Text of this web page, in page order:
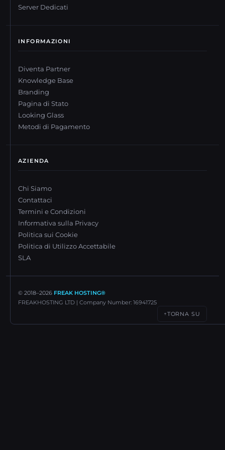
Server Dedicati
INFORMAZIONI
Diventa Partner
Knowledge Base
Branding
Pagina di Stato
Looking Glass
Metodi di Pagamento
AZIENDA
Chi Siamo
Contattaci
Termini e Condizioni
Informativa sulla Privacy
Politica sui Cookie
Politica di Utilizzo Accettabile
SLA
© 2018–2026 FREAK HOSTING®
FREAKHOSTING LTD | Company Number: 16941725
↑TORNA SU